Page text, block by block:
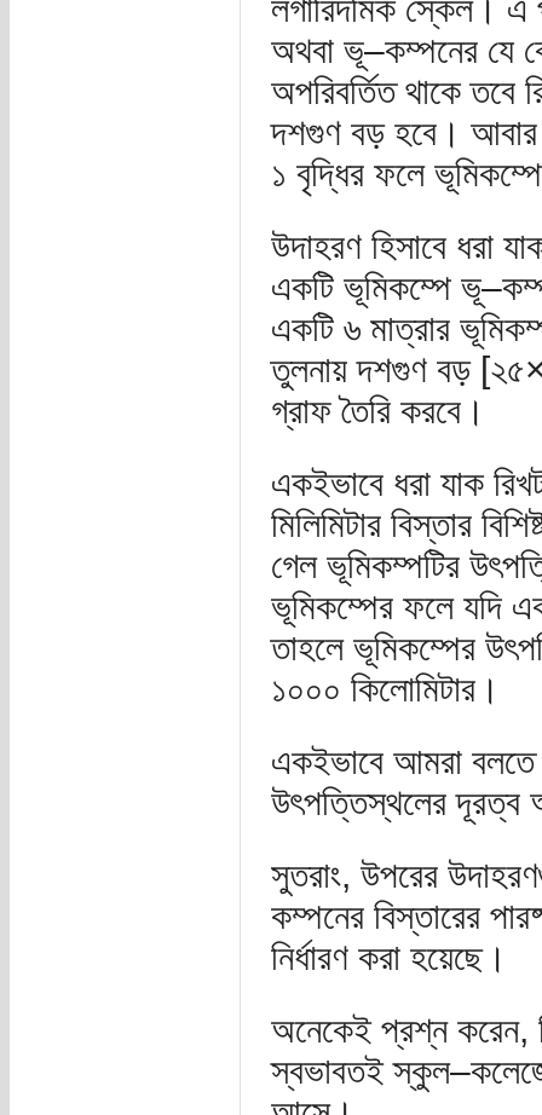
লগারিদমিক স্কেল। এ
অথবা ভূ–কম্পনের যে
অপরিবর্তিত থাকে তবে
দশগুণ বড় হবে। আবার
১ বৃদ্ধির ফলে
উদাহরণ হিসাবে ধরা
একটি ভূমিকম্পে
একটি ৬ মাত্রার
তুলনায় দশগুণ বড়
গ্রাফ তৈরি করবে।
একইভাবে ধরা যাক
মিলিমিটার বিস্তার
গেল ভূমিকম্পটির
ভূমিকম্পের ফলে যদি
তাহলে ভূমিকম্পের
১০০০ কিলোমিটার।
একইভাবে আমরা বলতে
উৎপত্তিস্থলের দূরত্ব
সুতরাং, উপরের
কম্পনের বিস্তারের
নির্ধারণ করা হয়েছে।
অনেকেই প্রশ্ন করেন,
স্বভাবতই স্কুল–কলেজে